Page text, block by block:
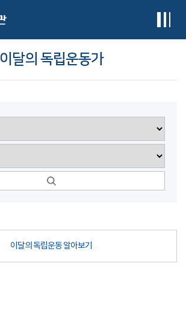
이달의 독립운동가
이달의 독립운동 알아보기